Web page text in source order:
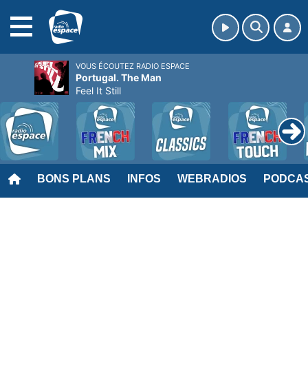
BONS PLANS INFOS WEBRADIOS
VOUS ÉCOUTEZ RADIO ESPACE
Portugal. The Man
Feel It Still